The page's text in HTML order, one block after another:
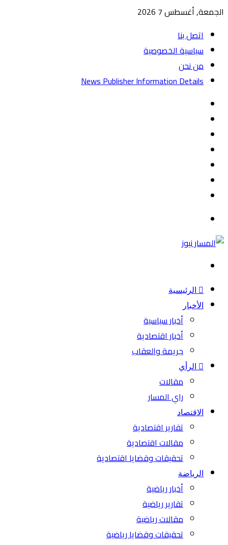
الجمعة, أغسطس 7 2026
اتصل بنا
سياسية الخصوصية
من نحن
News Publisher Information Details
الرئيسية
الأخبار
أخبار سياسية
أخبار اقتصادية
جريمة والعقاب
الرأي
مقالات
راي المسار
الاقتصاد
تقارير اقتصادية
مقالات اقتصادية
تحقيقات وقضايا اقتصادية
الرياضة
أخبار رياضية
تقارير رياضية
مقالات رياضية
تحقيقات وقضايا رياضية